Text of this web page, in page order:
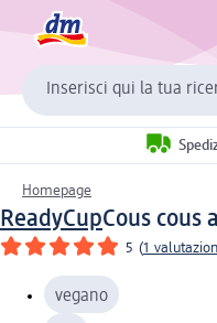
Inserisci qui la tua
Homepage
ReadyCupCous cous
5 (1
vegano